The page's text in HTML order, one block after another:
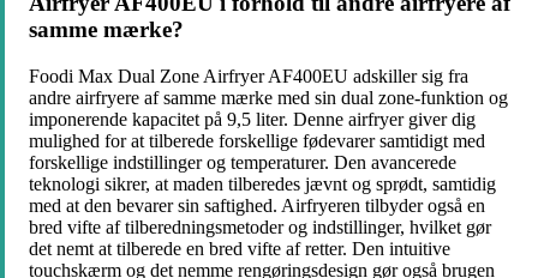
samme mærke?
Foodi Max Dual Zone Airfryer AF400EU adskiller sig fra
andre airfryere af samme mærke med sin dual zone-funktion og
imponerende kapacitet på 9,5 liter. Denne airfryer giver dig
mulighed for at tilberede forskellige fødevarer samtidigt med
forskellige indstillinger og temperaturer. Den avancerede
teknologi sikrer, at maden tilberedes jævnt og sprødt, samtidig
med at den bevarer sin saftighed. Airfryeren tilbyder også en
bred vifte af tilberedningsmetoder og indstillinger, hvilket gør
det nemt at tilberede en bred vifte af retter. Den intuitive
touchskærm og det nemme rengøringsdesign gør også brugen